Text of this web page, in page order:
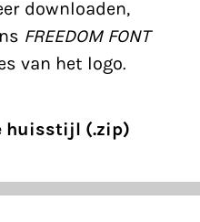
downloaden,
FREEDOM FONT
van het logo.
huisstijl (.zip)